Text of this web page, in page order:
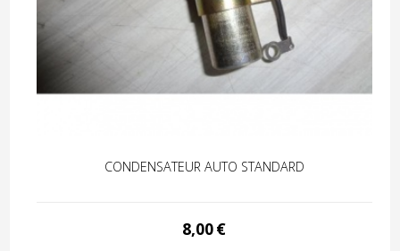
CONDENSATEUR AUTO STANDARD
8,00€